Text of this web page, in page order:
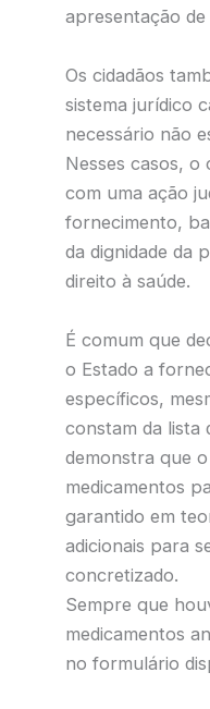
apresentação de
Os cidadãos
sistema jurídico
necessário não
Nesses casos, o
com uma ação
fornecimento,
da dignidade da
direito à saúde.
É comum que
o Estado a
específicos,
constam da lista
demonstra que
medicamentos
garantido em
adicionais para
concretizado.
Sempre que
medicamentos
no formulário